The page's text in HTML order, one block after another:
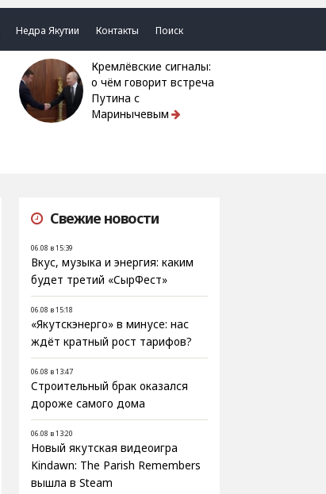
Недра Якутии Контакты Поиск
Кремлёвские сигналы:
о чём говорит встреча
Путина с
Маринычевым
Свежие новости
06.08 в 15:39
Вкус, музыка и энергия: каким
будет третий «СырФест»
06.08 в 15:18
«Якутскэнерго» в минусе: нас
ждёт кратный рост тарифов?
06.08 в 13:47
Строительный брак оказался
дороже самого дома
06.08 в 13:20
Новый якутская видеоигра
Kindawn: The Parish Remembers
вышла в Steam